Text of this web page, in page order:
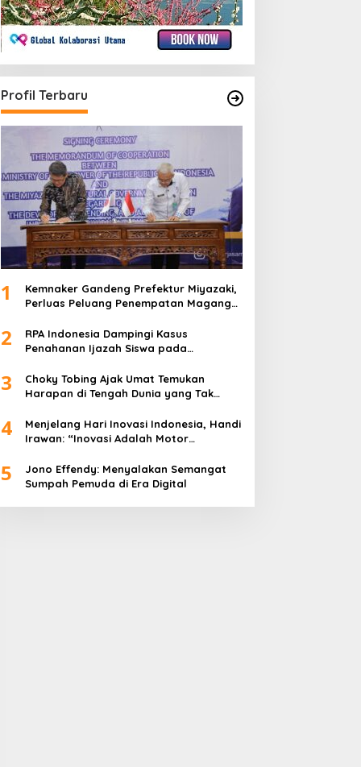
Profil Terbaru
1
Kemnaker Gandeng Prefektur Miyazaki,
Perluas Peluang Penempatan Magang
2
RPA Indonesia Dampingi Kasus
Penahanan Ijazah Siswa pada
3
Choky Tobing Ajak Umat Temukan
Harapan di Tengah Dunia yang Tak
4
Menjelang Hari Inovasi Indonesia, Handi
Irawan: “Inovasi Adalah Motor
5
Jono Effendy: Menyalakan Semangat
Sumpah Pemuda di Era Digital